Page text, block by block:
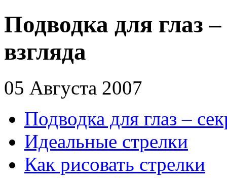
Подводка для глаз
взгляда
05 Августа 2007
Подводка для глаз –
Идеальные стрелки
Как рисовать стрелки